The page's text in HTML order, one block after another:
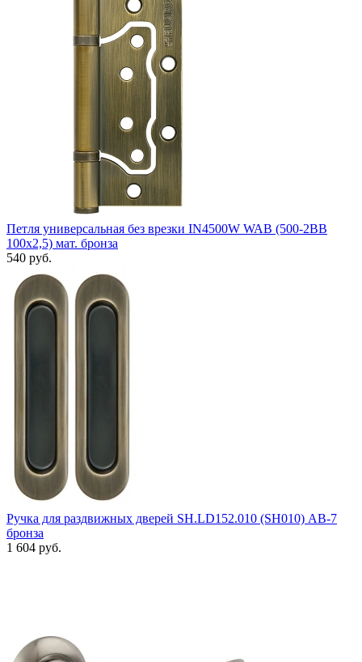
Петля универсальная без врезки IN4500W WAB (500-2BB
100x2,5) мат. бронза
540 руб.
Ручка для раздвижных дверей SH.LD152.010 (SH010) АВ-7
бронза
1 604 руб.